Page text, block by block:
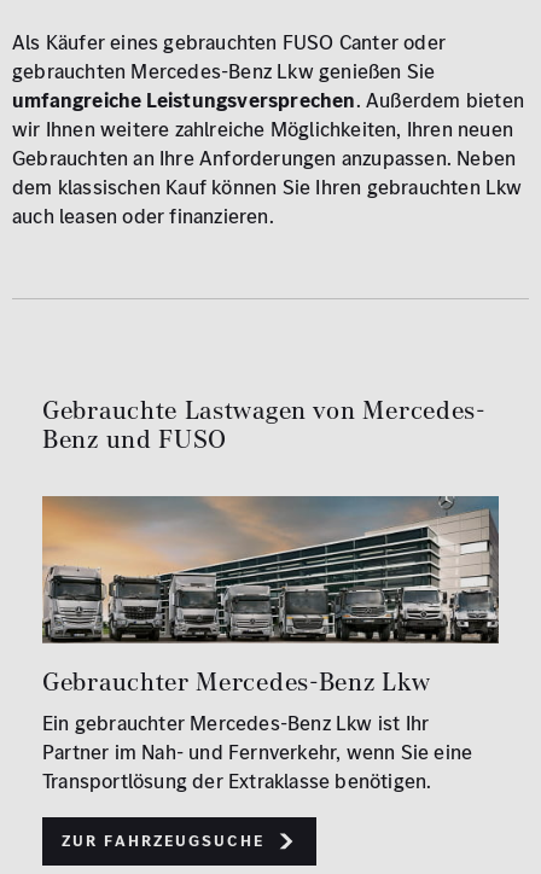
Als Käufer eines gebrauchten FUSO Canter oder
gebrauchten Mercedes-Benz Lkw genießen Sie
umfangreiche Leistungsversprechen. Außerdem bieten
wir Ihnen weitere zahlreiche Möglichkeiten, Ihren neuen
Gebrauchten an Ihre Anforderungen anzupassen. Neben
dem klassischen Kauf können Sie Ihren gebrauchten Lkw
auch leasen oder finanzieren.
Gebrauchte Lastwagen von Mercedes-
Benz und FUSO
Gebrauchter Mercedes-Benz Lkw
Ein gebrauchter Mercedes-Benz Lkw ist Ihr
Partner im Nah- und Fernverkehr, wenn Sie eine
Transportlösung der Extraklasse benötigen.
Zur Fahrzeugsuche